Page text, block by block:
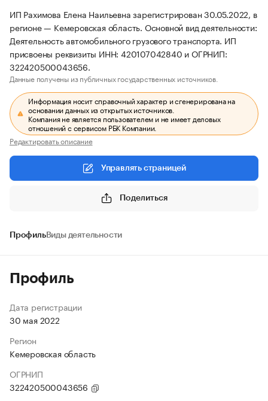
ИП Рахимова Елена Наильевна зарегистрирован 30.05.2022, в
регионе — Кемеровская область. Основной вид деятельности:
Деятельность автомобильного грузового транспорта. ИП
присвоены реквизиты ИНН: 420107042840 и ОГРНИП:
322420500043656.
Данные получены из публичных государственных источников.
Информация носит справочный характер и сгенерирована на
основании данных из открытых источников.
Компания не является пользователем и не имеет деловых
отношений с сервисом РБК Компании.
Редактировать описание
Управлять страницей
Поделиться
ПрофильВиды деятельности
Профиль
Дата регистрации
30 мая 2022
Регион
Кемеровская область
ОГРНИП
322420500043656